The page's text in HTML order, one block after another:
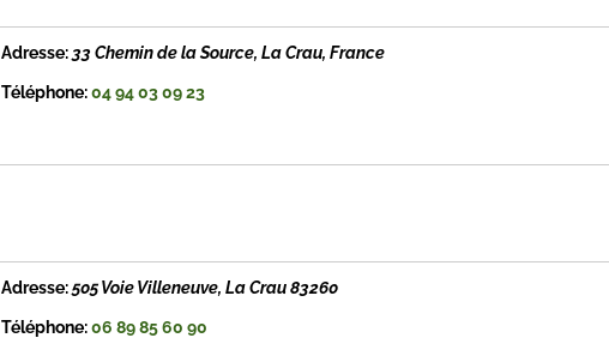
Adresse: 33 Chemin de la Source, La Crau, France
Téléphone:04 94 03 09 23
Adresse:505 Voie Villeneuve, La Crau83260
Téléphone:06 89 85 60 90